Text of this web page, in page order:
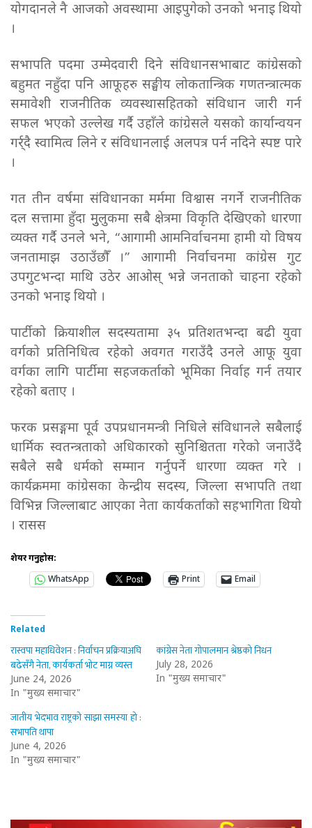
योगदानले नै आजको अवस्थामा आइपुगेको उनको भनाइ थियो
।
सभापति पदमा उम्मेदवारी दिने संविधानसभाबाट कांग्रेसको
बहुमत नहुँदा पनि आफूहरु सङ्घीय लोकतान्त्रिक गणतन्त्रात्मक
समावेशी राजनीतिक व्यवस्थासहितको संविधान जारी गर्न
सफल भएको उल्लेख गर्दै उहाँले कांग्रेसले यसको कार्यान्वयन
गर्र्दै स्वामित्व लिने र संविधानलाई अलपत्र पर्न नदिने स्पष्ट पारे
।
गत तीन वर्षमा संविधानका मर्ममा विश्वास नगर्ने राजनीतिक
दल सत्तामा हुँदा मुुलुकमा सबै क्षेत्रमा विकृति देखिएको धारणा
व्यक्त गर्दै उनले भने, “आगामी आमनिर्वाचनमा हामी यो विषय
जनतामाझ उठाउँछौँ ।” आगामी निर्वाचनमा कांग्रेस गुट
उपगुटभन्दा माथि उठेर आओस् भन्ने जनताको चाहना रहेको
उनको भनाइ थियो ।
पार्टीको क्रियाशील सदस्यतामा ३५ प्रतिशतभन्दा बढी युवा
वर्गको प्रतिनिधित्व रहेको अवगत गराउँदै उनले आफू युवा
वर्गका लागि पार्टीमा सहजकर्ताको भूमिका निर्वाह गर्न तयार
रहेको बताए ।
फरक प्रसङ्गमा पूर्व उपप्रधानमन्त्री निधिले संविधानले सबैलाई
धार्मिक स्वतन्त्रताको अधिकारको सुनिश्चितता गरेको जनाउँदै
सबैले सबै धर्मको सम्मान गर्नुपर्ने धारणा व्यक्त गरे ।
कार्यक्रममा कांग्रेसका केन्द्रीय सदस्य, जिल्ला सभापति तथा
विभिन्न जिल्लाबाट आएका नेता कार्यकर्ताको सहभागिता थियो
। रासस
शेयर गर्नुहोस:
WhatsApp
Print Email
Related
रास्वपा महाधिवेशन : निर्वाचन प्रक्रियाअघि
बढेसँगै नेता, कार्यकर्ता भोट माग्न व्यस्त
June 24, 2026
In "मुख्य समाचार"
कांग्रेस नेता गोपालमान श्रेष्ठको निधन
July 28, 2026
In "मुख्य समाचार"
जातीय भेदभाव राष्ट्रको साझा समस्या हो :
सभापति थापा
June 4, 2026
In "मुख्य समाचार"